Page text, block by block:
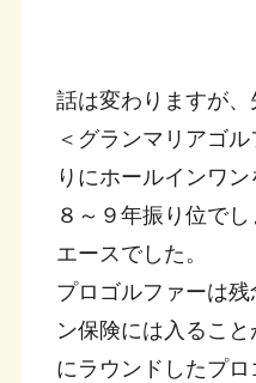
話は変わりますが
＜グランマリアゴ
りにホールインワン
８～９年振り位で
エースでした。
プロゴルファーは
ン保険には入るこ
にラウンドしたプ